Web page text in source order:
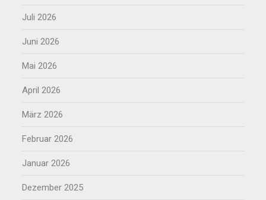
Juli 2026
Juni 2026
Mai 2026
April 2026
März 2026
Februar 2026
Januar 2026
Dezember 2025